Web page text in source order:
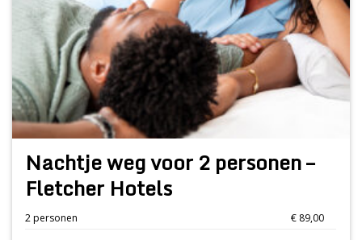
Nachtje weg voor 2 personen –
Fletcher Hotels
2 personen € 89,00